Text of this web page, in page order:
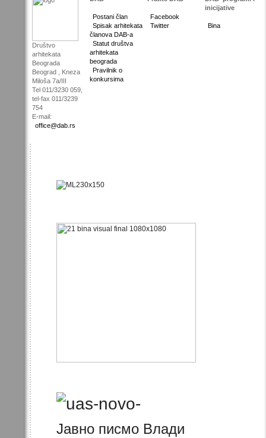
Društvo
arhitekata
Beograda
Beograd , Kneza
Miloša 7a/III
Tel 011/3230 059,
tel-fax 011/3239
754
E-mail:
office@dab.rs
Postani član
Spisak arhitekata
članova DAB-a
Statut društva
arhitekata
beograda
Pravilnik o
konkursima
Facebook
Twitter
inicijative
Bina
Јавно писмо Влади